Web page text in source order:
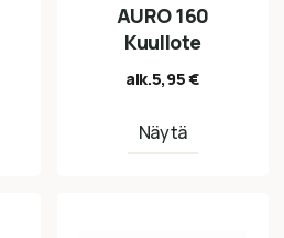
AURO 160
Kuullote
alk.5,95€
Näytä